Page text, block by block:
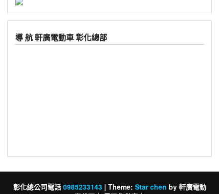
導 航 軒廣電動車 彰化總部
彰化總公司電話 0985233143 | Theme: Star chen by 軒廣電動